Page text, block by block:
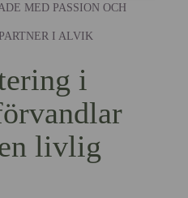
MED PASSION OCH
I ALVIK
i
livlig